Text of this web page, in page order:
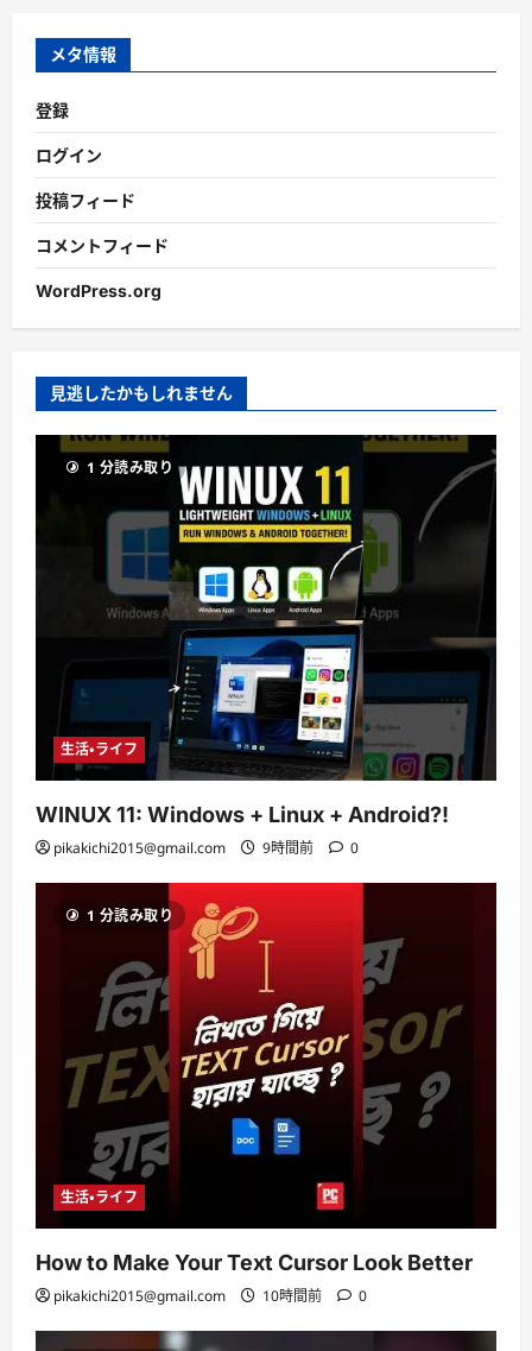
ブ
メタ情報
登録
ログイン
投稿フィード
コメントフィード
WordPress.org
見逃したかもしれません
1 分読み取り
生活・ライフ
WINUX 11: Windows + Linux + Android?!
pikakichi2015@gmail.com 9時間前 0
1 分読み取り
生活・ライフ
How to Make Your Text Cursor Look Better
pikakichi2015@gmail.com 10時間前 0